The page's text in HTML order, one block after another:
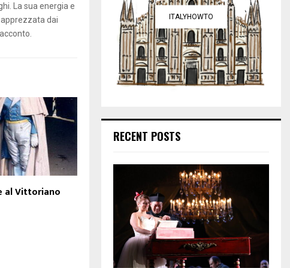
La sua energia e
dai
al Vittoriano
ITALYHOWTO
RECENT POSTS